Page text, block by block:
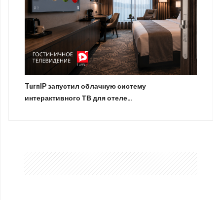
TurnIP запустил облачную систему
интерактивного ТВ для отеле…